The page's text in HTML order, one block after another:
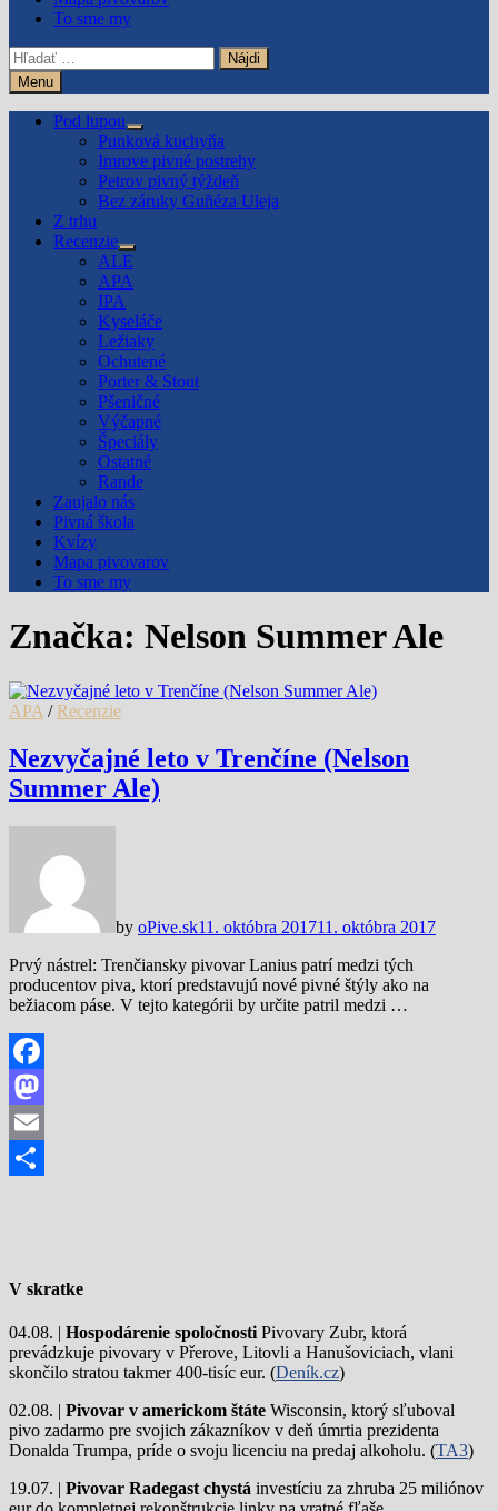
To sme my
Hľadať:
Menu
Pod lupou
Show
sub
menu
Punková kuchyňa
Imrove pivné postrehy
Petrov pivný týždeň
Bez záruky Guñéza Uleja
Z trhu
Recenzie
Show
sub
menu
ALE
APA
IPA
Kyseláče
Ležiaky
Ochutené
Porter & Stout
Pšeničné
Výčapné
Špeciály
Ostatné
Rande
Zaujalo nás
Pivná škola
Kvízy
Mapa pivovarov
To sme my
Značka: Nelson Summer Ale
APA / Recenzie
Nezvyčajné leto v Trenčíne (Nelson
Summer Ale)
by oPive.sk11. októbra 201711. októbra 2017
Prvý nástrel: Trenčiansky pivovar Lanius patrí medzi tých
producentov piva, ktorí predstavujú nové pivné štýly ako na
bežiacom páse. V tejto kategórii by určite patril medzi …
Facebook
Mastodon
Email
V skratke
04.08. | Hospodárenie spoločnosti Pivovary Zubr, ktorá
prevádzkuje pivovary v Přerove, Litovli a Hanušoviciach, vlani
skončilo stratou takmer 400-tisíc eur. (Deník.cz)
02.08. | Pivovar v americkom štáte Wisconsin, ktorý sľuboval
pivo zadarmo pre svojich zákazníkov v deň úmrtia prezidenta
Donalda Trumpa, príde o svoju licenciu na predaj alkoholu. (TA3)
19.07. | Pivovar Radegast chystá investíciu za zhruba 25 miliónov